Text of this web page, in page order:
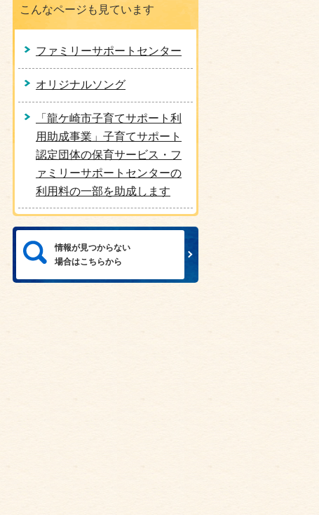
こんなページも見ています
ファミリーサポートセンター
オリジナルソング
「龍ケ崎市子育てサポート利
用助成事業」子育てサポート
認定団体の保育サービス・フ
ァミリーサポートセンターの
利用料の一部を助成します
情報が見つからない
場合はこちらから